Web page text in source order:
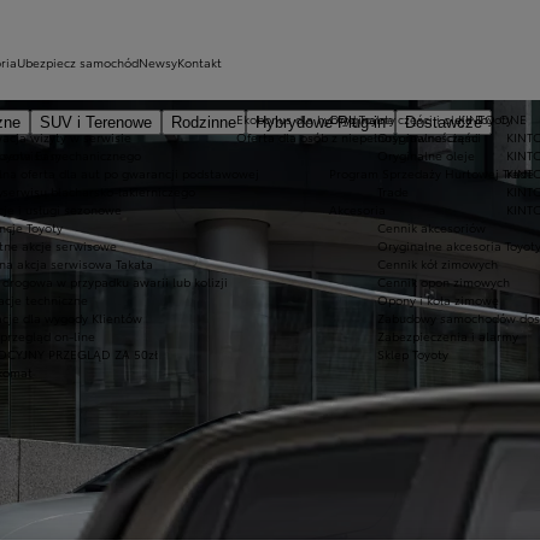
SUV i Terenowe Rodzinne Hybrydowe Plug-in
Dostawcze
Ekobonus dla hybryd Toyoty
Oferta dla osób z niepełnosprawnościami
Easy
KINTO ONE
wizyty w serwisie
i usługi sezonowe
Toyoty
akcje serwisowe
akcja serwisowa Takata
drogowa w przypadku awarii lub kolizji
techniczne
dla wygody Klientów
przegląd on-line
PRZEGLĄD ZA 50zł
Oryginalne części i oleje Toyoty
Oryginalne części
Oryginalne oleje
Program Sprzedaży Hurtowej Trade
Akcesoria
Cennik akcesoriów
Oryginalne akcesoria Toyoty
Cennik kół zimowych
Cennik opon zimowych
Opony i koła zimowe
Zabudowy samochodów
Zabezpieczenia i alarmy
Sklep Toyoty
Ubezpiecz samochódNewsyKontakt